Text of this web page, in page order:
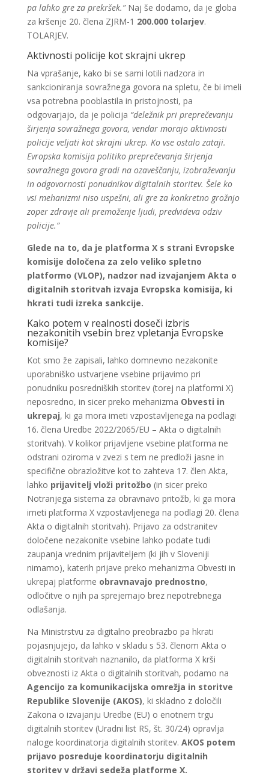
pa lahko gre za prekršek.” Naj še dodamo, da je globa
za kršenje 20. člena ZJRM-1 200.000 tolarjev.
TOLARJEV.
Aktivnosti policije kot skrajni ukrep
Na vprašanje, kako bi se sami lotili nadzora in
sankcioniranja sovražnega govora na spletu, če bi imeli
vsa potrebna pooblastila in pristojnosti, pa
odgovarjajo, da je policija “deležnik pri preprečevanju
širjenja sovražnega govora, vendar morajo aktivnosti
policije veljati kot skrajni ukrep. Ko vse ostalo zataji.
Evropska komisija politiko preprečevanja širjenja
sovražnega govora gradi na ozaveščanju, izobraževanju
in odgovornosti ponudnikov digitalnih storitev. Šele ko
vsi mehanizmi niso uspešni, ali gre za konkretno grožnjo
zoper zdravje ali premoženje ljudi, predvideva odziv
policije.”
Glede na to, da je platforma X s strani Evropske
komisije določena za zelo veliko spletno
platformo (VLOP), nadzor nad izvajanjem Akta o
digitalnih storitvah izvaja Evropska komisija, ki
hkrati tudi izreka sankcije.
Kako potem v realnosti doseči izbris
nezakonitih vsebin brez vpletanja Evropske
komisije?
Kot smo že zapisali, lahko domnevno nezakonite
uporabniško ustvarjene vsebine prijavimo pri
ponudniku posredniških storitev (torej na platformi X)
neposredno, in sicer preko mehanizma Obvesti in
ukrepaj, ki ga mora imeti vzpostavljenega na podlagi
16. člena Uredbe 2022/2065/EU – Akta o digitalnih
storitvah). V kolikor prijavljene vsebine platforma ne
odstrani oziroma v zvezi s tem ne predloži jasne in
specifične obrazložitve kot to zahteva 17. člen Akta,
lahko prijavitelj vloži pritožbo (in sicer preko
Notranjega sistema za obravnavo pritožb, ki ga mora
imeti platforma X vzpostavljenega na podlagi 20. člena
Akta o digitalnih storitvah). Prijavo za odstranitev
določene nezakonite vsebine lahko podate tudi
zaupanja vrednim prijaviteljem (ki jih v Sloveniji
nimamo), katerih prijave preko mehanizma Obvesti in
ukrepaj platforme obravnavajo prednostno,
odločitve o njih pa sprejemajo brez nepotrebnega
odlašanja.
Na Ministrstvu za digitalno preobrazbo pa hkrati
pojasnjujejo, da lahko v skladu s 53. členom Akta o
digitalnih storitvah naznanilo, da platforma X krši
obveznosti iz Akta o digitalnih storitvah, podamo na
Agencijo za komunikacijska omrežja in storitve
Republike Slovenije (AKOS), ki skladno z določili
Zakona o izvajanju Uredbe (EU) o enotnem trgu
digitalnih storitev (Uradni list RS, št. 30/24) opravlja
naloge koordinatorja digitalnih storitev. AKOS potem
prijavo posreduje koordinatorju digitalnih
storitev v državi sedeža platforme X.